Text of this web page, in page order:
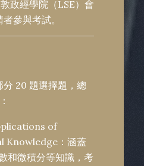
政經學院（LSE）會
參與考試。
20 題選擇題，總
of
Knowledge：涵蓋
和微積分等知識，考